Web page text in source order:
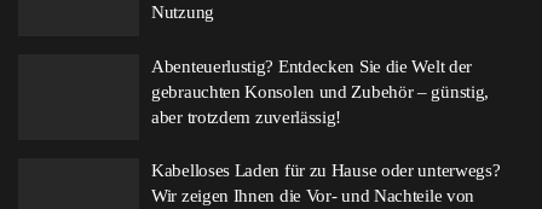
Nutzung
Abenteuerlustig? Entdecken Sie die Welt der
gebrauchten Konsolen und Zubehör – günstig,
aber trotzdem zuverlässig!
Kabelloses Laden für zu Hause oder unterwegs?
Wir zeigen Ihnen die Vor- und Nachteile von